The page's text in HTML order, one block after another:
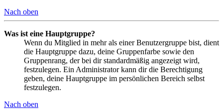
Nach oben
Was ist eine Hauptgruppe?
Wenn du Mitglied in mehr als einer Benutzergruppe bist, dient
die Hauptgruppe dazu, deine Gruppenfarbe sowie den
Gruppenrang, der bei dir standardmäßig angezeigt wird,
festzulegen. Ein Administrator kann dir die Berechtigung
geben, deine Hauptgruppe im persönlichen Bereich selbst
festzulegen.
Nach oben